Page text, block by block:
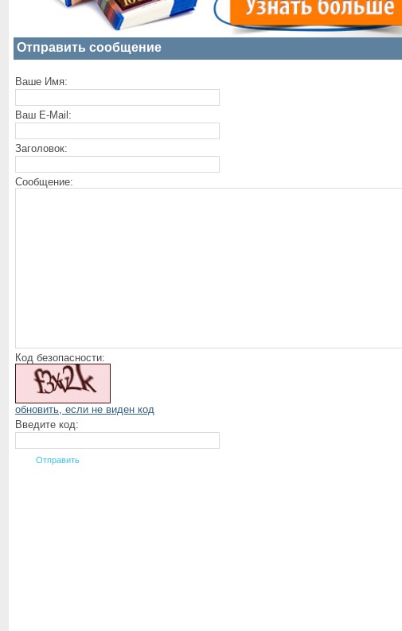
Отправить сообщение
Ваше Имя:
Ваш E-Mail:
Заголовок:
Сообщение:
Код безопасности:
обновить, если не виден код
Введите код: